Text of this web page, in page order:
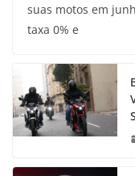
suas motos em
taxa 0% e